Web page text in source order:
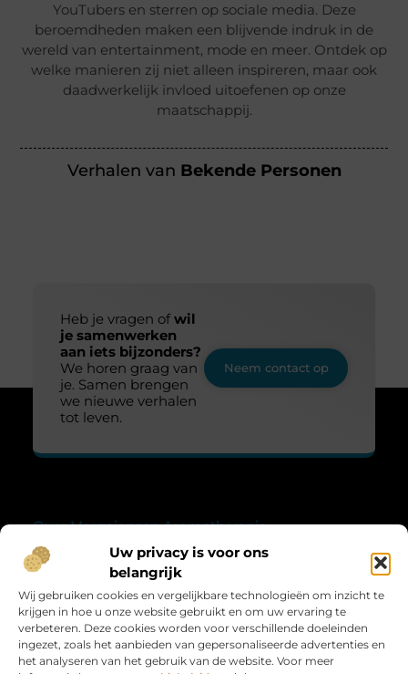
Uw privacy is voor ons
belangrijk
Wij gebruiken cookies en vergelijkbare technologieën om inzicht te
krijgen in hoe u onze website gebruikt en om uw ervaring te
verbeteren. Deze cookies worden voor verschillende doeleinden
ingezet, zoals het aanbieden van gepersonaliseerde advertenties en
het analyseren van het gebruik van de website. Voor meer
YouTubers en sterren op sociale media. Deze
beroemdheden maken een blijvende indruk in de
wereld van entertainment, mode en meer. Ontdek op
welke manieren zij niet alleen inspireren, maar ook
daadwerkelijk invloed uitoefenen op onze
maatschappij.
Verhalen van Bekende Personen
Heb je vragen ofwil
je samenwerken
aan iets bijzonders?
We horen graag van
je. Samen brengen
we nieuwe verhalen
tot leven.
Neem contact op
Over Margajansen Aromatherapie
Op Margajansen-aromatherapie.nl ontdek je blogs die de
Verhalen vol verwondering, inzicht en inspiratie.
Bericht categorie